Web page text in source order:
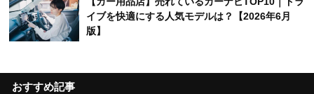
イブを快適にする人気モデルは？【2026年6月
版】
おすすめ記事